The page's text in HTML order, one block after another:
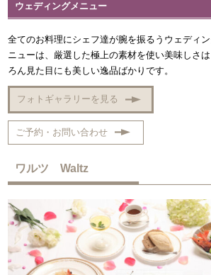
ウェディングメニュー
全てのお料理にシェフ達が腕を振るうウェディン
ニューは、厳選した極上の素材を使い美味しさ
ろん見た目にも美しい逸品ばかりです。
フォトギャラリーを見る
ご予約・お問い合わせ
ワルツ Waltz